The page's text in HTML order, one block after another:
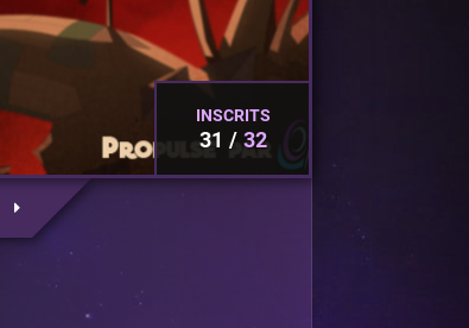
INSCRITS
31 32